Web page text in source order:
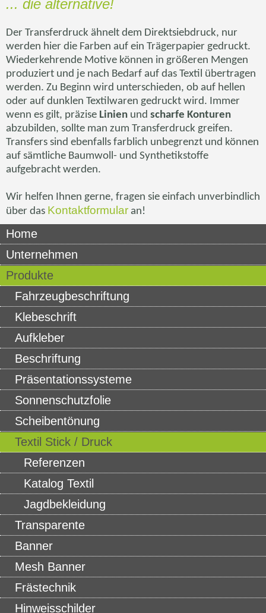
... die alternative!
Der Transferdruck ähnelt dem Direktsiebdruck, nur
werden hier die Farben auf ein Trägerpapier gedruckt.
Wiederkehrende Motive können in größeren Mengen
produziert und je nach Bedarf auf das Textil übertragen
werden. Zu Beginn wird unterschieden, ob auf hellen
oder auf dunklen Textilwaren gedruckt wird. Immer
wenn es gilt, präzise Linien und scharfe Konturen
abzubilden, sollte man zum Transferdruck greifen.
Transfers sind ebenfalls farblich unbegrenzt und können
auf sämtliche Baumwoll- und Synthetikstoffe
aufgebracht werden.
Wir helfen Ihnen gerne, fragen sie einfach unverbindlich
über das Kontaktformular an!
Home
Unternehmen
Produkte
Fahrzeugbeschriftung
Klebeschrift
Aufkleber
Beschriftung
Präsentationssysteme
Sonnenschutzfolie
Scheibentönung
Textil Stick / Druck
Referenzen
Katalog Textil
Jagdbekleidung
Transparente
Banner
Mesh Banner
Frästechnik
Hinweisschilder